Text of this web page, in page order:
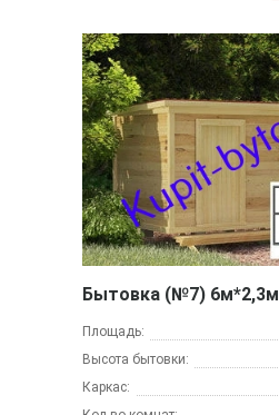
Бытовка (№7) 6м*2,3м
Площадь:
Высота бытовки:
Каркас: